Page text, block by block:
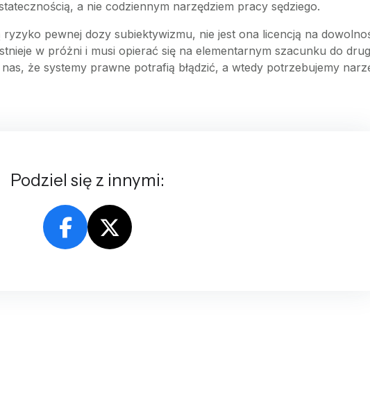
a nie codziennym narzędziem pracy sędziego.
pewnej dozy subiektywizmu, nie jest ona licencją na
w próżni i musi opierać się na elementarnym szacunku do
że systemy prawne potrafią błądzić, a wtedy potrzebujemy
Podziel się z innymi: